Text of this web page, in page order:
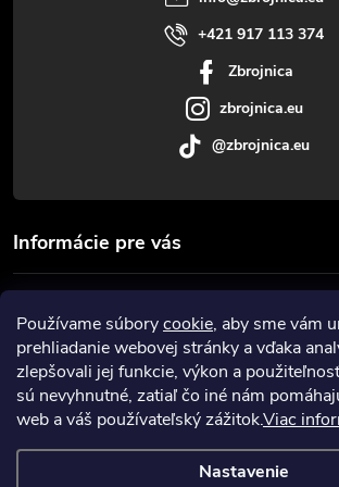
Používame súborycookie, aby sme vám
prehliadanie webovej stránky a vďaka
zlepšovali jej funkcie, výkon a
sú nevyhnutné, zatiaľ čo iné nám
web a váš používateľský zážitok.Viac
Nastavenie
Informácie pre vás
Prijímame online platby
+421 917 113 374
Zbrojnica
zbrojnica.eu
@zbrojnica.eu